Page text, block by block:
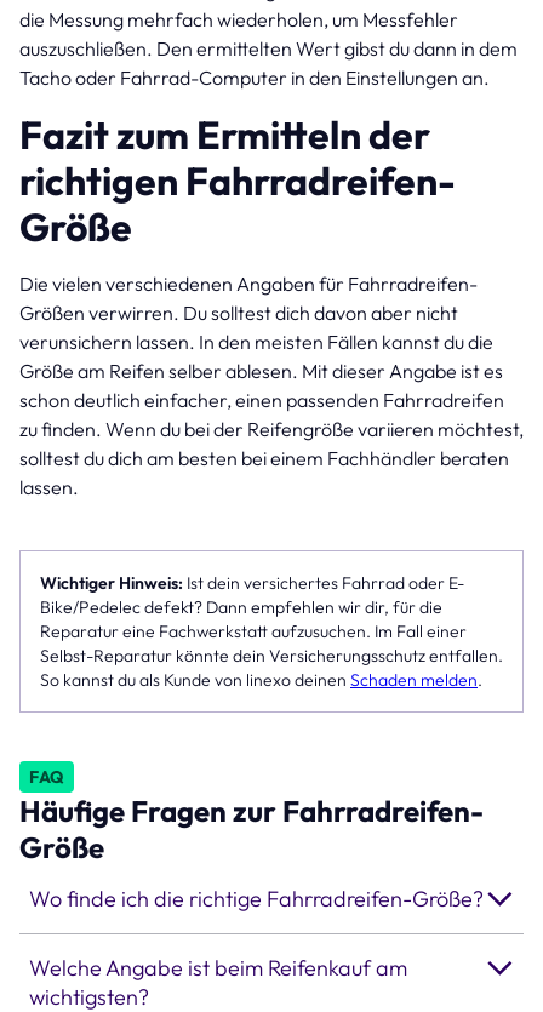
die Messung mehrfach wiederholen, um Messfehler
auszuschließen. Den ermittelten Wert gibst du dann in dem
Tacho oder Fahrrad-Computer in den Einstellungen an.
Fazit zum Ermitteln der
richtigen Fahrradreifen-
Größe
Die vielen verschiedenen Angaben für Fahrradreifen-
Größen verwirren. Du solltest dich davon aber nicht
verunsichern lassen. In den meisten Fällen kannst du die
Größe am Reifen selber ablesen. Mit dieser Angabe ist es
schon deutlich einfacher, einen passenden Fahrradreifen
zu finden. Wenn du bei der Reifengröße variieren möchtest,
solltest du dich am besten bei einem Fachhändler beraten
lassen.
Wichtiger Hinweis: Ist dein versichertes Fahrrad oder E-
Bike/Pedelec defekt? Dann empfehlen wir dir, für die
Reparatur eine Fachwerkstatt aufzusuchen. Im Fall einer
Selbst-Reparatur könnte dein Versicherungsschutz entfallen.
So kannst du als Kunde von linexo deinen Schaden melden.
FAQ
Häufige Fragen zur Fahrradreifen-
Größe
Wo finde ich die richtige Fahrradreifen-Größe?
Welche Angabe ist beim Reifenkauf am
wichtigsten?